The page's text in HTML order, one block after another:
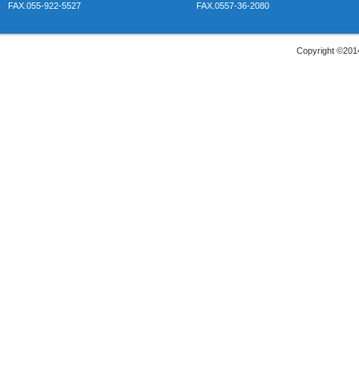
FAX.055-922-5527
FAX.0557-36-2080
Copyright